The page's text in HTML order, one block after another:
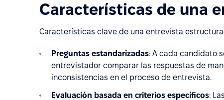
Características de una
Características clave de una entrevista
Preguntas estandarizadas: A cada candidato
entrevistador comparar las respuestas de
inconsistencias en el proceso de entrevista.
Evaluación basada en criterios específicos: